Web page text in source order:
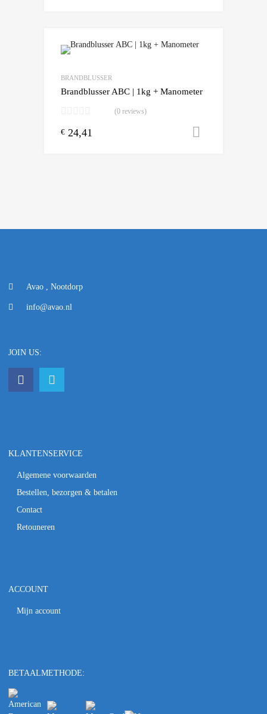
BRANDBLUSSER
Brandblusser ABC | 1kg + Manometer
(0 reviews)
€ 24,41
Avao , Nootdorp
info@avao.nl
JOIN US:
KLANTENSERVICE
Algemene voorwaarden
Bestellen, bezorgen & betalen
Contact
Retouneren
ACCOUNT
Mijn account
BETAALMETHODE: